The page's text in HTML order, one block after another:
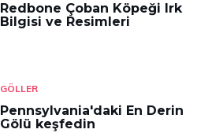
Redbone Çoban Köpeği Irk
Bilgisi ve Resimleri
GÖLLER
Pennsylvania'daki En Derin
Gölü keşfedin